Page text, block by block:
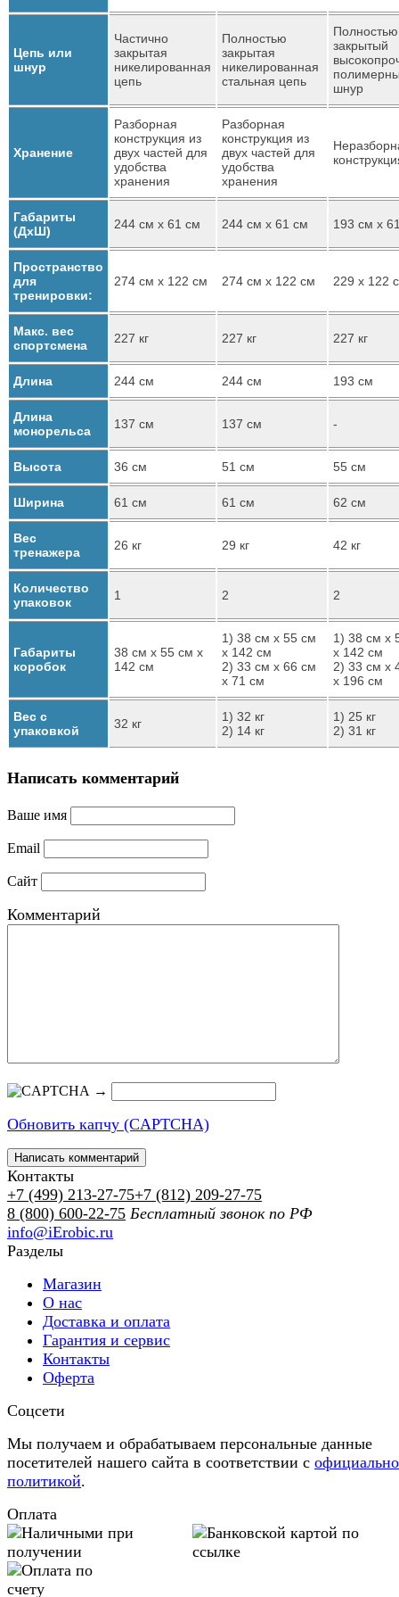
Цепь или
шнур
Частично
закрытая
никелированная
цепь
Полностью
закрытая
никелированная
стальная цепь
Полностью
закрытый
шнур
Хранение
Разборная
конструкция из
двух частей для
удобства
хранения
Разборная
конструкция из
двух частей для
удобства
хранения
Габариты
(ДхШ)
244 см х 61 см 244 см х 61 см 193 см х
Пространство
для
тренировки:
274 см х 122 см 274 см х 122 см 229 х 122
Макс. вес
спортсмена
227 кг 227 кг 227 кг
Длина 244 см 244 см 193 см
Длина
монорельса
137 см 137 см -
Высота 36 см 51 см 55 см
Ширина 61 см 61 см 62 см
Вес
тренажера
26 кг 29 кг 42 кг
Количество
упаковок
1 2 2
Габариты
коробок
38 см х 55 см х
142 см
1) 38 см х 55 см
х 142 см
2) 33 см х 66 см
х 71 см
1) 38 см х
х 142 см
2) 33 см х
х 196 см
Вес с
упаковкой
32 кг
1) 32 кг
2) 14 кг
1) 25 кг
2) 31 кг
Написать комментарий
Ваше имя
Email
Сайт
Комментарий
→
Обновить капчу (CAPTCHA)
Контакты
+7 (499) 213-27-75+7 (812) 209-27-75
8 (800) 600-22-75 Бесплатный звонок по РФ
info@iErobic.ru
Разделы
Магазин
О нас
Доставка и оплата
Гарантия и сервис
Контакты
Оферта
Соцсети
Мы получаем и обрабатываем персональные данные
посетителей нашего сайта в соответствии с
политикой.
Оплата